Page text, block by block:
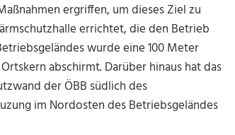
ergriffen, um dieses Ziel zu
errichtet, die den Betrieb
wurde eine 100 Meter
abschirmt. Darüber hinaus hat das
der ÖBB südlich des
im Nordosten des Betriebsgeländes